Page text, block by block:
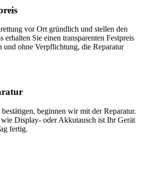
vor Ort gründlich und stellen den
erhalten Sie einen transparenten Festpreis
und ohne Verpflichtung, die Reparatur
beginnen wir mit der Reparatur.
Display- oder Akkutausch ist Ihr Gerät
fertig.